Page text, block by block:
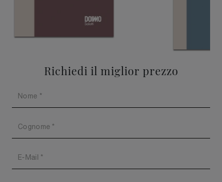
Richiedi il miglior prezzo